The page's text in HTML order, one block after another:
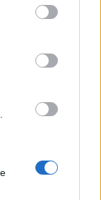
may click to
party tags to
below Google
délibábos